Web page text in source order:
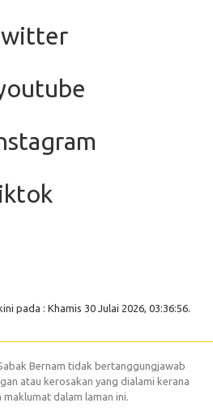
pada : Khamis 30 Julai 2026, 03:36:56.
Bernam tidak bertanggungjawab
atau kerosakan yang dialami kerana
dalam laman ini.